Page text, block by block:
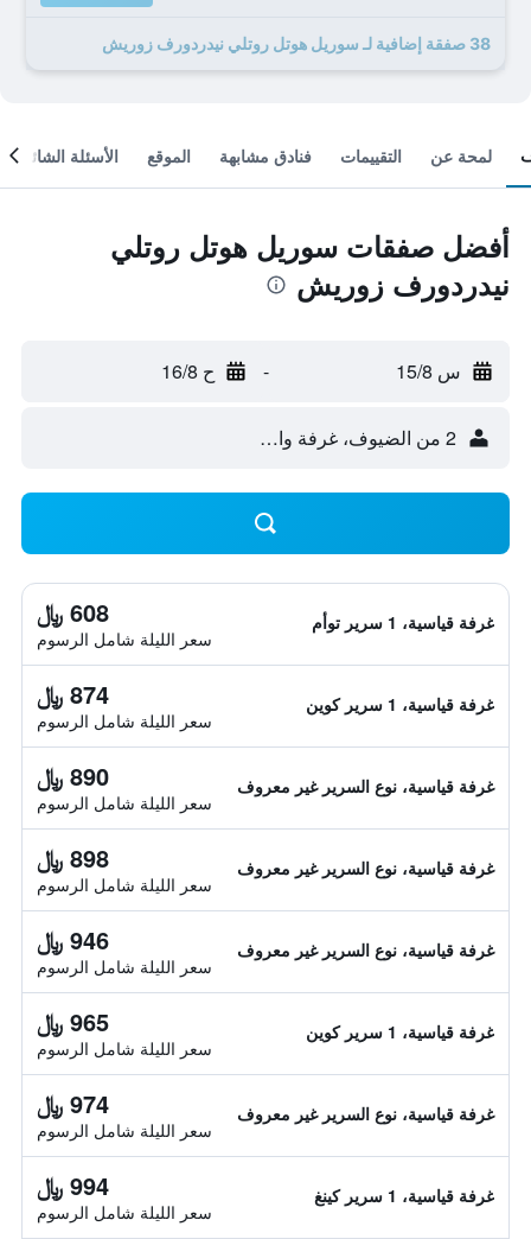
38 صفقة إضافية لـ سوريل هوتل روتلي نيدردورف زوريش
لمحة عن التقييمات فنادق مشابهة الموقع الأسئلة الشائعة
أفضل صفقات سوريل هوتل روتلي
نيدردورف زوريش
س 15/8 - ح 16/8
2 من الضيوف، غرفة واحدة
غرفة قياسية، 1 سرير توأم 608 ﷼
سعر الليلة شامل الرسوم
غرفة قياسية، 1 سرير كوين 874 ﷼
سعر الليلة شامل الرسوم
غرفة قياسية، نوع السرير غير معروف 890 ﷼
سعر الليلة شامل الرسوم
غرفة قياسية، نوع السرير غير معروف 898 ﷼
سعر الليلة شامل الرسوم
غرفة قياسية، نوع السرير غير معروف 946 ﷼
سعر الليلة شامل الرسوم
غرفة قياسية، 1 سرير كوين 965 ﷼
سعر الليلة شامل الرسوم
غرفة قياسية، نوع السرير غير معروف 974 ﷼
سعر الليلة شامل الرسوم
غرفة قياسية، 1 سرير كينغ 994 ﷼
سعر الليلة شامل الرسوم